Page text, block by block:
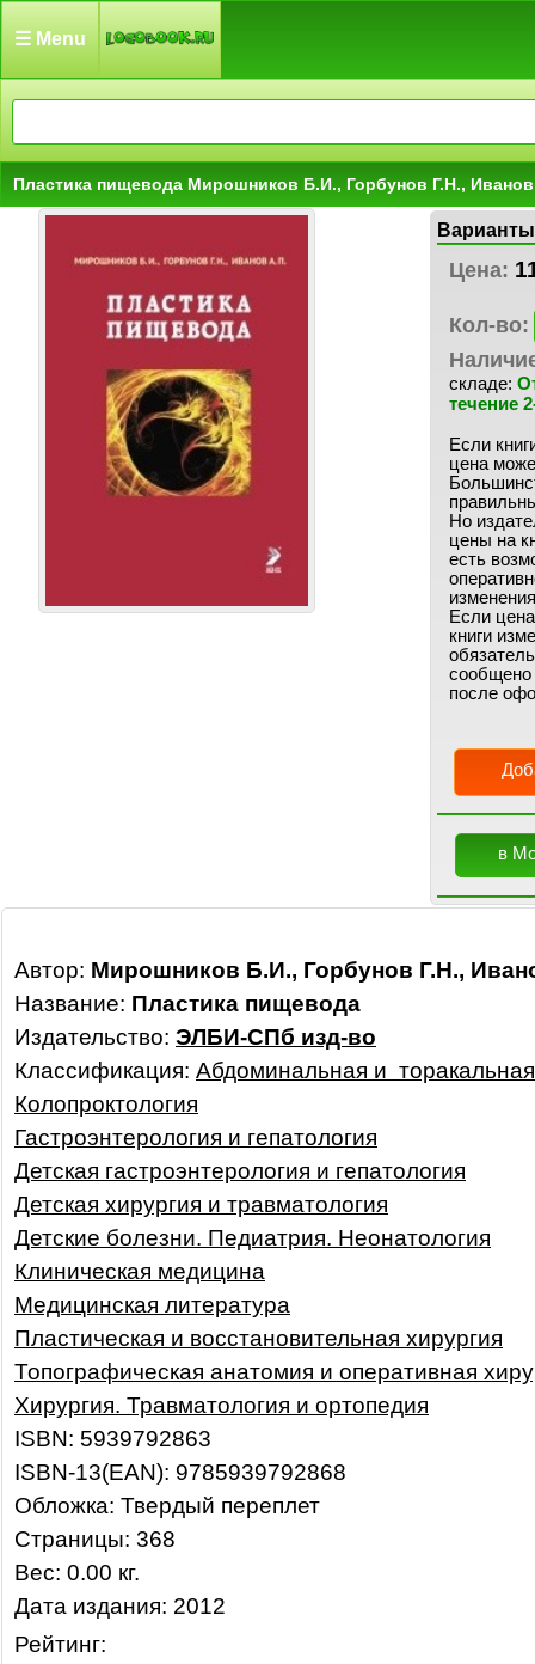
☰ Menu
Пластика пищевода Мирошников Б.И., Горбунов Г.Н., Иванов
Цена:
Кол-во:
складе:
течение
Если
цена
Но
цены на
есть
Если
книги
после
в
Автор: Мирошников Б.И., Горбунов Г.Н.,
Название: Пластика пищевода
Издательство: ЭЛБИ-СПб изд-во
Классификация: Абдоминальная и
Колопроктология
Гастроэнтерология и гепатология
Детская гастроэнтерология и гепатология
Детская хирургия и травматология
Детские болезни. Педиатрия. Неонатология
Клиническая медицина
Медицинская литература
Пластическая и восстановительная хирургия
Топографическая анатомия и оперативная
Хирургия. Травматология и ортопедия
ISBN: 5939792863
ISBN-13(EAN): 9785939792868
Обложка: Твердый переплет
Страницы: 368
Вес: 0.00 кг.
Дата издания: 2012
Рейтинг: